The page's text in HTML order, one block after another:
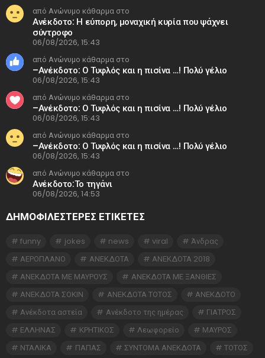
από Ανώνυμο κάθαρμα στο
Ανέκδοτο: Η εύπορη, μοναχική κυρία που ψάχνει
σύντροφο
06/08/2026, 15:43
από Ανώνυμο κάθαρμα στο
–Ανέκδοτο: Ο Τυφλός και η πισίνα …! Πολύ γέλιο
06/08/2026, 15:43
από Ανώνυμο κάθαρμα στο
–Ανέκδοτο: Ο Τυφλός και η πισίνα …! Πολύ γέλιο
06/08/2026, 15:43
από Ανώνυμο κάθαρμα στο
–Ανέκδοτο: Ο Τυφλός και η πισίνα …! Πολύ γέλιο
06/08/2026, 15:43
από Ανώνυμο κάθαρμα στο
Ανέκδοτο:Το τηγάνι
06/08/2026, 14:53
ΔΗΜΟΦΙΛΕΣΤΕΡΕΣ ΕΤΙΚΈΤΕΣ
funny jokes news viral
Άνδρας
ΑΕΡΟΠΛΑΝΟ
ΑΝΕΚΔΟΤΑ
ΑΝΕΚΔΟΤΑ 2018
ΑΝΕΚΔΟΤΑ ΜΕ ΜΑΥΡΟΥΣ
ΑΝΕΚΔΟΤΑ ΜΕ ΞΑΝΘΙΕΣ
ΑΝΕΚΔΟΤΑ ΣΟΚΙΝ
ΑΝΕΚΔΟΤΑ ΤΟΤΟΣ
ΑΝΕΚΔΟΤΟ
Ανέκδοτα αστεία
Ανέκδοτο της ημέρας
ΓΙΑΤΡΟΣ
ΕΛΛΗΝΑΣ
ΚΡΗΤΙΚΟΣ Λεωφορείο
ΜΑΥΡΟΣ
ΝΤΑΛΙΚΑ
ΠΑΠΑΣ ΣΥΝΤΟΜΑ ΑΝΕΚΔΟΤΑ
ΤΟΤΟΣ